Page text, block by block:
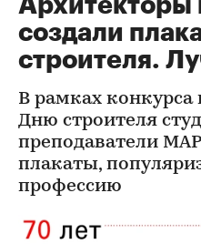
создали
строителя.
В рамках
Дню строителя
преподаватели
плакаты,
профессию